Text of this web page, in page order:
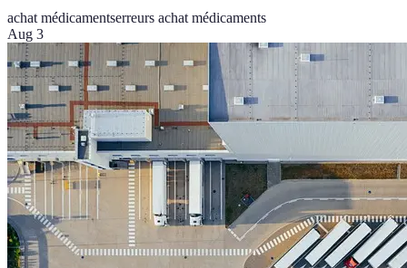
achat médicamentserreurs achat médicaments
Aug 3